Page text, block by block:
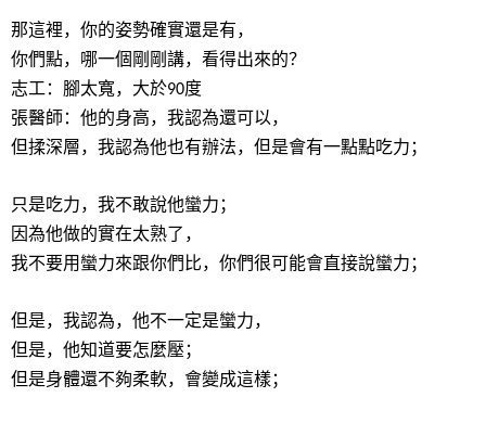
那這裡，你的姿勢確實還是有，
你們點，哪一個剛剛講，看得出來的？
志工：腳太寬，大於90度
張醫師：他的身高，我認為還可以，
但揉深層，我認為他也有辦法，但是會有一點點吃力；
只是吃力，我不敢說他蠻力；
因為他做的實在太熟了，
我不要用蠻力來跟你們比，你們很可能會直接說蠻力；
但是，我認為，他不一定是蠻力，
但是，他知道要怎麼壓；
但是身體還不夠柔軟，會變成這樣；